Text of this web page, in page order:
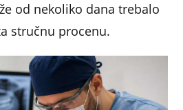
od nekoliko dana trebalo
stručnu procenu.